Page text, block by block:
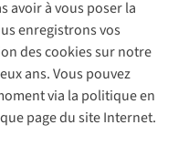
avoir à vous poser la
enregistrons vos
des cookies sur notre
ans. Vous pouvez
via la politique en
page du site Internet.
de confidentialité
Cookie Policy